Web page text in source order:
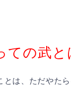
ての武と
とは、ただやた